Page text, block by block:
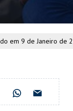
em 9 de Janeiro de